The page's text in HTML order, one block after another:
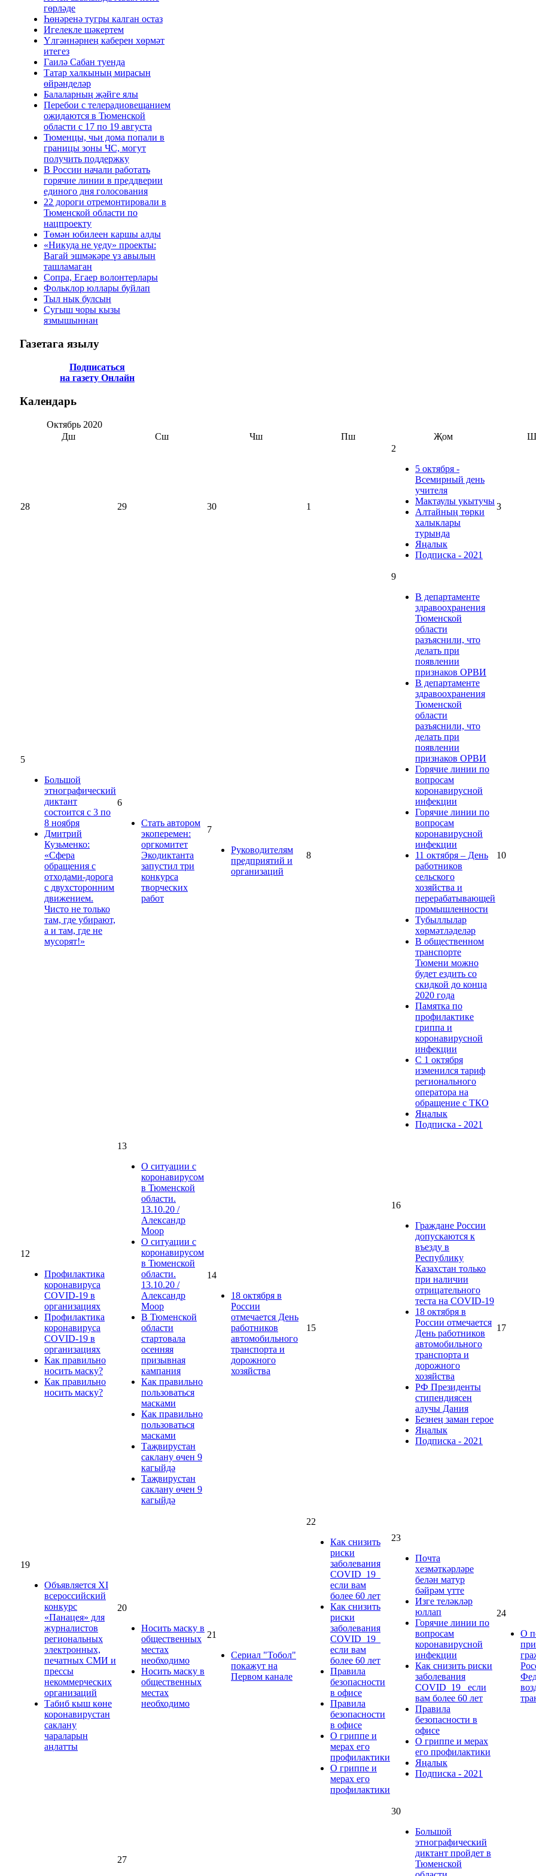
гөрләде
Һөнәренә тугры калган остаз
Игелекле шәкертем
Үлгәннәрнең каберен хөрмәт
итегез
Гаилә Сабан туенда
Татар халкының мирасын
өйрәнделәр
Балаларның җәйге ялы
Перебои с телерадиовещанием
ожидаются в Тюменской
области с 17 по 19 августа
Тюменцы, чьи дома попали в
границы зоны ЧС, могут
получить поддержку
В России начали работать
горячие линии в преддверии
единого дня голосования
22 дороги отремонтировали в
Тюменской области по
нацпроекту
Төмән юбилеен каршы алды
«Никуда не уеду» проекты:
Вагай эшмәкәре үз авылын
ташламаган
Сопра, Егаер волонтерлары
Фольклор юллары буйлап
Тыл нык булсын
Сугыш чоры кызы
язмышыннан
Газетага язылу
Подписаться
на газету Онлайн
Календарь
Октябрь 2020
Дш
Сш Чш Пш Җом
28 29 30 1
2
5 октября -
Всемирный день
учителя
Мактаулы укытучы
Алтайның төрки
халыклары
турында
Яңалык
Подписка - 2021
3
5
Большой
этнографический
диктант
состоится с 3 по
8 ноября
Дмитрий
Кузьменко:
«Сфера
обращения с
отходами-дорога
с двухсторонним
движением.
Чисто не только
там, где убирают,
а и там, где не
мусорят!»
6
Стать автором
экоперемен:
оргкомитет
Экодиктанта
запустил три
конкурса
творческих
работ
7
Руководителям
предприятий и
организаций
8
9
В департаменте
здравоохранения
Тюменской
области
разъяснили, что
делать при
появлении
признаков ОРВИ
В департаменте
здравоохранения
Тюменской
области
разъяснили, что
делать при
появлении
признаков ОРВИ
Горячие линии по
вопросам
коронавирусной
инфекции
Горячие линии по
вопросам
коронавирусной
инфекции
11 октября – День
работников
сельского
хозяйства и
перерабатывающей
промышленности
Тубыллылар
хөрмәтләделәр
В общественном
транспорте
Тюмени можно
будет ездить со
скидкой до конца
2020 года
Памятка по
профилактике
гриппа и
коронавирусной
инфекции
С 1 октября
изменился тариф
регионального
оператора на
обращение с ТКО
Яңалык
Подписка - 2021
10
12
Профилактика
коронавируса
COVID-19 в
организациях
Профилактика
коронавируса
COVID-19 в
организациях
Как правильно
носить маску?
Как правильно
носить маску?
13
О ситуации с
коронавирусом
в Тюменской
области.
13.10.20 /
Александр
Моор
О ситуации с
коронавирусом
в Тюменской
области.
13.10.20 /
Александр
Моор
В Тюменской
области
стартовала
осенняя
призывная
кампания
Как правильно
пользоваться
масками
Как правильно
пользоваться
масками
Таҗвирустан
саклану өчен 9
кагыйдә
Таҗвирустан
саклану өчен 9
кагыйдә
14
18 октября в
России
отмечается День
работников
автомобильного
транспорта и
дорожного
хозяйства
15
16
Граждане России
допускаются к
въезду в
Республику
Казахстан только
при наличии
отрицательного
теста на COVID-19
18 октября в
России отмечается
День работников
автомобильного
транспорта и
дорожного
хозяйства
РФ Президенты
стипендиясен
алучы Дания
Безнең заман герое
Яңалык
Подписка - 2021
17
19
Объявляется XI
всероссийский
конкурс
«Панацея» для
журналистов
региональных
электронных,
печатных СМИ и
прессы
некоммерческих
организаций
Табиб кыш көне
коронавирустан
саклану
чараларын
аңлатты
20
Носить маску в
общественных
местах
необходимо
Носить маску в
общественных
местах
необходимо
21
Сериал "Тобол"
покажут на
Первом канале
22
Как снизить
риски
заболевания
COVID_19_
если вам
более 60 лет
Как снизить
риски
заболевания
COVID_19_
если вам
более 60 лет
Правила
безопасности
в офисе
Правила
безопасности
в офисе
О гриппе и
мерах его
профилактики
О гриппе и
мерах его
профилактики
23
Почта
хезмәткәрләре
белән матур
бәйрәм үтте
Изге теләкләр
юллап
Горячие линии по
вопросам
коронавирусной
инфекции
Как снизить риски
заболевания
COVID_19_ если
вам более 60 лет
Правила
безопасности в
офисе
О гриппе и мерах
его профилактики
Яңалык
Подписка - 2021
24
О
27
30
Большой
этнографический
диктант пройдет в
Тюменской